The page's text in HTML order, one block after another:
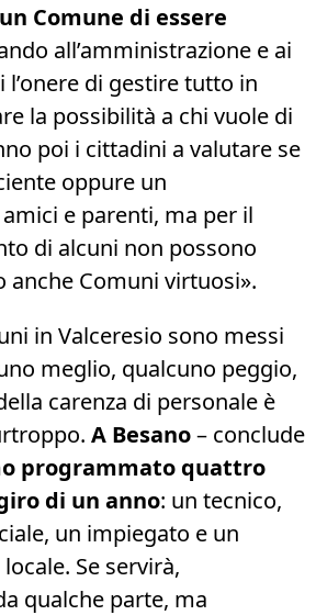
Comune di essere
all’amministrazione e ai
di gestire tutto in
la possibilità a chi vuole di
poi i cittadini a valutare se
oppure un
e parenti, ma per il
di alcuni non possono
anche Comuni virtuosi».
in Valceresio sono messi
meglio, qualcuno peggio,
carenza di personale è
A Besano– conclude
programmato quattro
di un anno: un tecnico,
un impiegato e un
Se servirà,
qualche parte, ma